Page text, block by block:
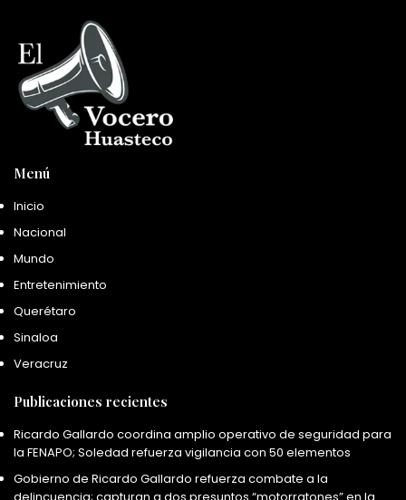
Menú
Inicio
Nacional
Mundo
Entretenimiento
Querétaro
Sinaloa
Veracruz
Publicaciones recientes
Ricardo Gallardo coordina amplio operativo de seguridad para
la FENAPO; Soledad refuerza vigilancia con 50 elementos
Gobierno de Ricardo Gallardo refuerza combate a la